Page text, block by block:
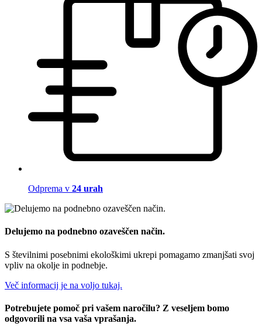
Odprema v 24 urah
Delujemo na podnebno ozaveščen način.
S številnimi posebnimi ekološkimi ukrepi pomagamo zmanjšati svoj
vpliv na okolje in podnebje.
Več informacij je na voljo tukaj.
Potrebujete pomoč pri vašem naročilu? Z veseljem bomo
odgovorili na vsa vaša vprašanja.